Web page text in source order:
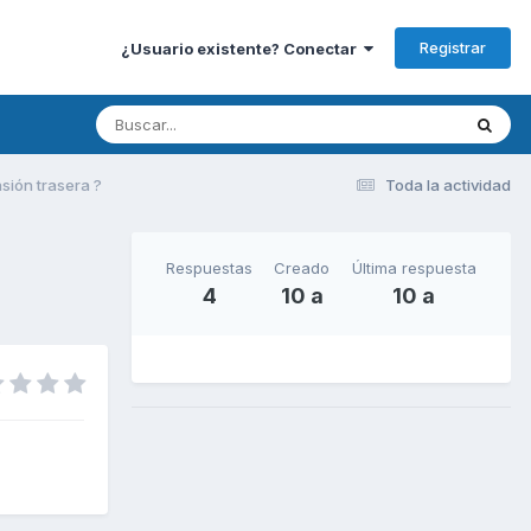
¿Usuario existente? Conectar Registrar
Toda la actividad
trasera ?
Respuestas
4
Creado
10 a
Última respuesta
10 a